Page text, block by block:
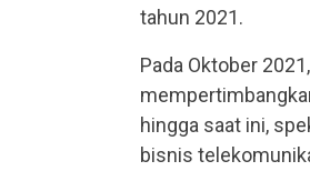
tahun 2021.
Pada Oktober
hingga saat ini,
bisnis